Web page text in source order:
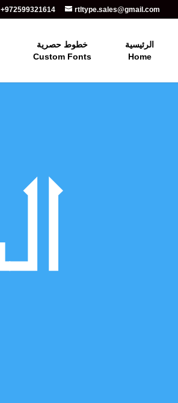
+972599321614 rtltype.sales@gmail.com
الرئيسية
Home
خطوط حصرية
Custom Fonts